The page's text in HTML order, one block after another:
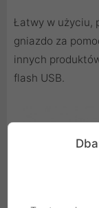
Łatwy w użyciu,
gniazdo za
innych
flash USB.